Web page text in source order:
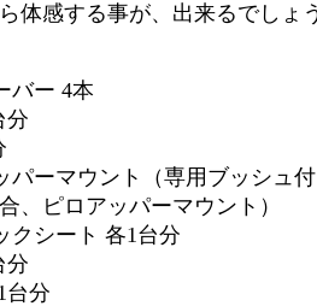
体感する事が、出来るでしょ
バー 4本
分
パーマウント（専用ブッシュ
、ピロアッパーマウント）
クシート 各1台分
分
台分